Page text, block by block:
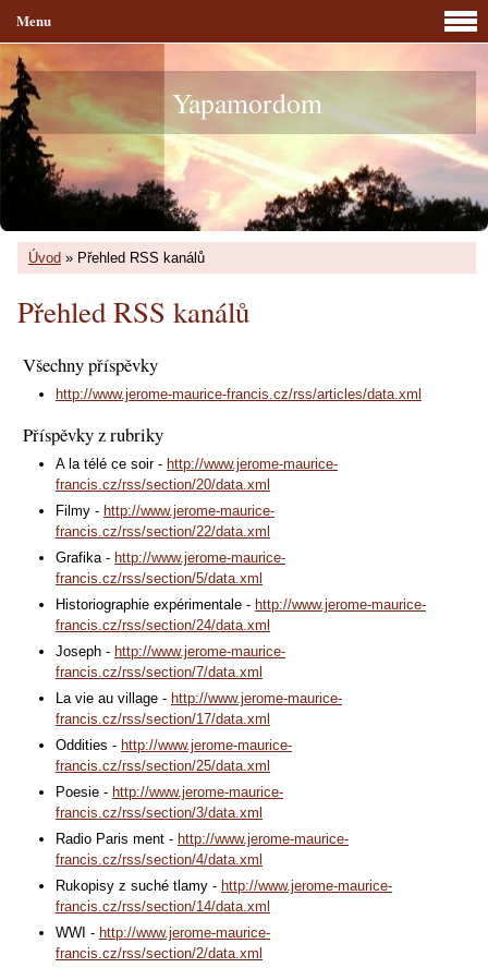
Yapamordom
Úvod » Přehled RSS kanálů
Přehled RSS kanálů
Všechny příspěvky
http://www.jerome-maurice-francis.cz/rss/articles/data.xml
Příspěvky z rubriky
A la télé ce soir - http://www.jerome-maurice-
francis.cz/rss/section/20/data.xml
Filmy - http://www.jerome-maurice-
francis.cz/rss/section/22/data.xml
Grafika - http://www.jerome-maurice-
francis.cz/rss/section/5/data.xml
Historiographie expérimentale - http://www.jerome-maurice-
francis.cz/rss/section/24/data.xml
Joseph - http://www.jerome-maurice-
francis.cz/rss/section/7/data.xml
La vie au village - http://www.jerome-maurice-
francis.cz/rss/section/17/data.xml
Oddities - http://www.jerome-maurice-
francis.cz/rss/section/25/data.xml
Poesie - http://www.jerome-maurice-
francis.cz/rss/section/3/data.xml
Radio Paris ment - http://www.jerome-maurice-
francis.cz/rss/section/4/data.xml
Rukopisy z suché tlamy - http://www.jerome-maurice-
francis.cz/rss/section/14/data.xml
WWI - http://www.jerome-maurice-
francis.cz/rss/section/2/data.xml
Menu